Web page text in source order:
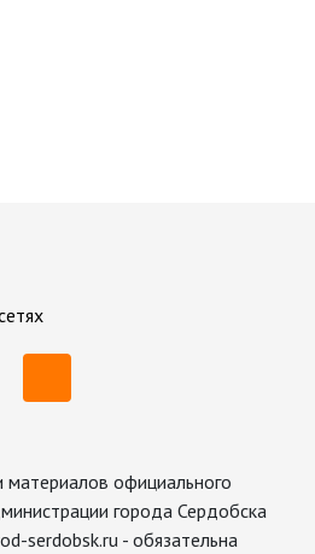
материалов официального
города Сердобска
serdobsk.ru - обязательна